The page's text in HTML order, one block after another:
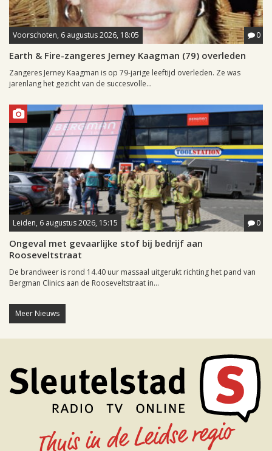
Voorschoten, 6 augustus 2026, 18:05 0
Earth & Fire-zangeres Jerney Kaagman (79) overleden
Zangeres Jerney Kaagman is op 79-jarige leeftijd overleden. Ze was
jarenlang het gezicht van de succesvolle...
Leiden, 6 augustus 2026, 15:15 0
Ongeval met gevaarlijke stof bij bedrijf aan
Rooseveltstraat
De brandweer is rond 14.40 uur massaal uitgerukt richting het pand van
Bergman Clinics aan de Rooseveltstraat in...
Meer Nieuws